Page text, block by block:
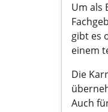
Um als
gibt es
einem
Die
Auch